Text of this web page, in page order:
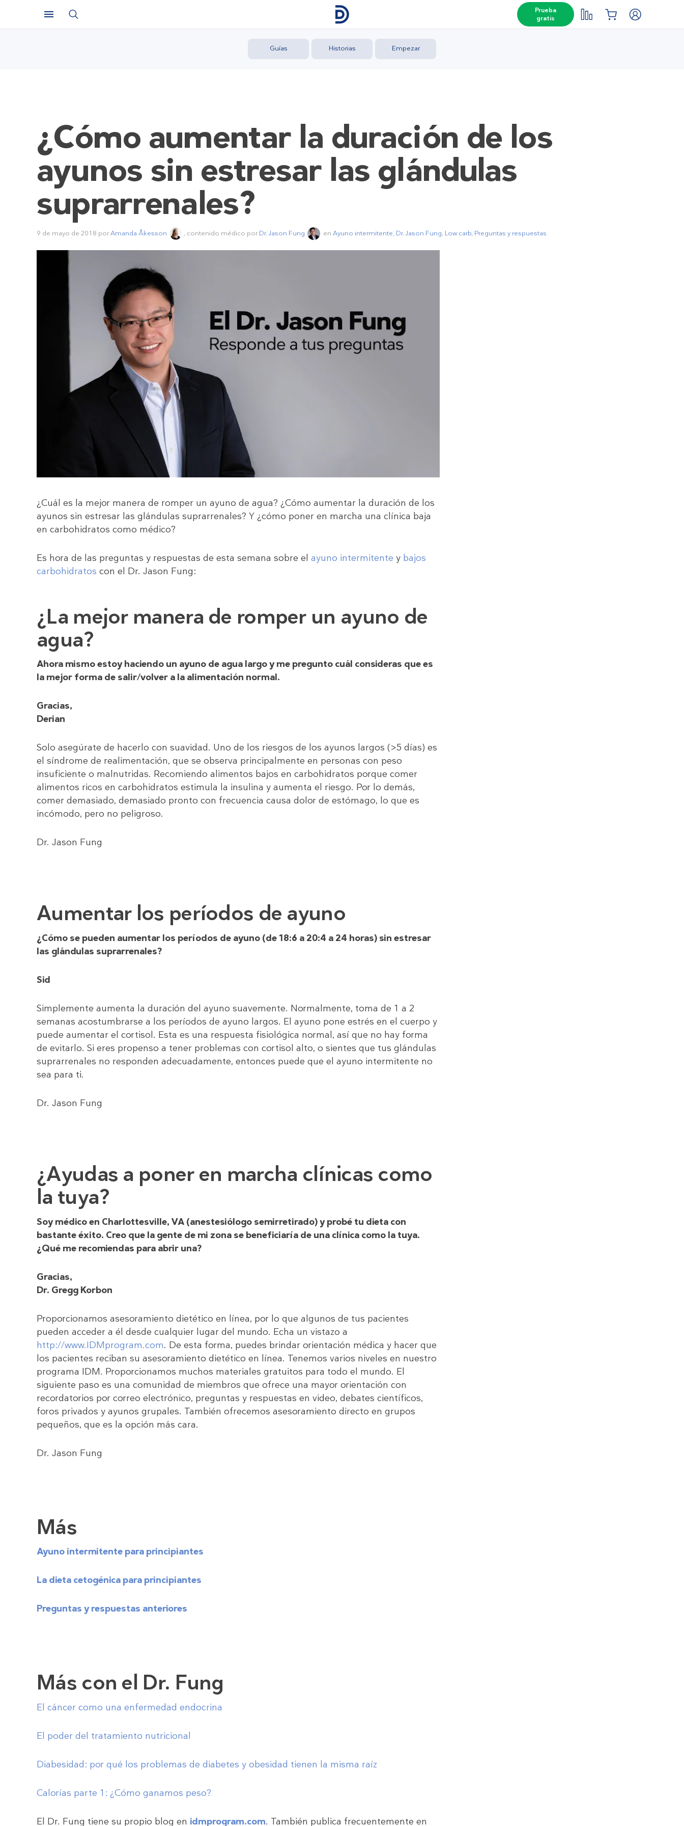
Prueba
gratis
Guías Historias Empezar
¿Cómo aumentar la duración de los
ayunos sin estresar las glándulas
suprarrenales?
9 de mayo de 2018 porAmanda Åkesson , contenido médico por Dr. Jason Fung en Ayuno intermitente, Dr. Jason Fung, Low carb, Preguntas y respuestas
¿Cuál es la mejor manera de romper un ayuno de agua? ¿Cómo aumentar la duración de los
ayunos sin estresar las glándulas suprarrenales? Y ¿cómo poner en marcha una clínica baja
en carbohidratos como médico?
Es hora de las preguntas y respuestas de esta semana sobre el ayuno intermitente y bajos
carbohidratos con el Dr. Jason Fung:
¿La mejor manera de romper un ayuno de
agua?
Ahora mismo estoy haciendo un ayuno de agua largo y me pregunto cuál consideras que es
la mejor forma de salir/volver a la alimentación normal.
Gracias,
Derian
Solo asegúrate de hacerlo con suavidad. Uno de los riesgos de los ayunos largos (>5 días) es
el síndrome de realimentación, que se observa principalmente en personas con peso
insuficiente o malnutridas. Recomiendo alimentos bajos en carbohidratos porque comer
alimentos ricos en carbohidratos estimula la insulina y aumenta el riesgo. Por lo demás,
comer demasiado, demasiado pronto con frecuencia causa dolor de estómago, lo que es
incómodo, pero no peligroso.
Dr. Jason Fung
Aumentar los períodos de ayuno
¿Cómo se pueden aumentar los períodos de ayuno (de 18:6 a 20:4 a 24 horas) sin estresar
las glándulas suprarrenales?
Sid
Simplemente aumenta la duración del ayuno suavemente. Normalmente, toma de 1 a 2
semanas acostumbrarse a los períodos de ayuno largos. El ayuno pone estrés en el cuerpo y
puede aumentar el cortisol. Esta es una respuesta fisiológica normal, así que no hay forma
de evitarlo. Si eres propenso a tener problemas con cortisol alto, o sientes que tus glándulas
suprarrenales no responden adecuadamente, entonces puede que el ayuno intermitente no
sea para ti.
Dr. Jason Fung
¿Ayudas a poner en marcha clínicas como
la tuya?
Soy médico en Charlottesville, VA (anestesiólogo semirretirado) y probé tu dieta con
bastante éxito. Creo que la gente de mi zona se beneficiaría de una clínica como la tuya.
¿Qué me recomiendas para abrir una?
Gracias,
Dr. Gregg Korbon
Proporcionamos asesoramiento dietético en línea, por lo que algunos de tus pacientes
pueden acceder a él desde cualquier lugar del mundo. Echa un vistazo a
http://www.IDMprogram.com. De esta forma, puedes brindar orientación médica y hacer que
los pacientes reciban su asesoramiento dietético en línea. Tenemos varios niveles en nuestro
programa IDM. Proporcionamos muchos materiales gratuitos para todo el mundo. El
siguiente paso es una comunidad de miembros que ofrece una mayor orientación con
recordatorios por correo electrónico, preguntas y respuestas en video, debates científicos,
foros privados y ayunos grupales. También ofrecemos asesoramiento directo en grupos
pequeños, que es la opción más cara.
Dr. Jason Fung
Más
Ayuno intermitente para principiantes
La dieta cetogénica para principiantes
Preguntas y respuestas anteriores
Más con el Dr. Fung
El cáncer como una enfermedad endocrina
El poder del tratamiento nutricional
Diabesidad: por qué los problemas de diabetes y obesidad tienen la misma raíz
Calorías parte 1: ¿Cómo ganamos peso?
El Dr. Fung tiene su propio blog en idmprogram.com. También publica frecuentemente en